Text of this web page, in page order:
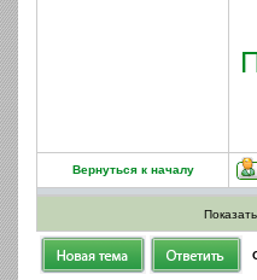
Вернуться к началу